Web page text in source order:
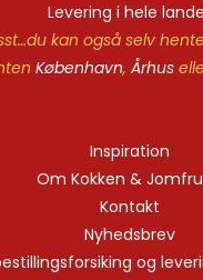
Levering i hele
kan også selv
København, Århus
Inspiration
Om Kokken &
Kontakt
Nyhedsbrev
og